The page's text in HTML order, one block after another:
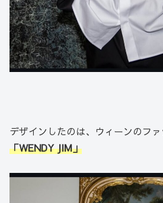
デザインしたのは、ウィーンのフ
「WENDY JIM」